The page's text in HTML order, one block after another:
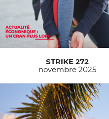
STRIKE 272
novembre 2025